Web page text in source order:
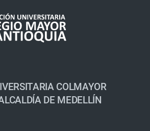
COLMAYOR
DE MEDELLÍN